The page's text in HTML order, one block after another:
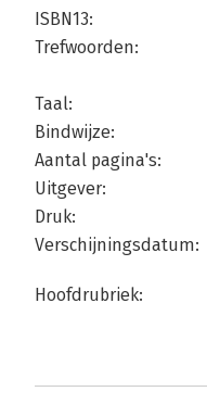
ISBN13:
Trefwoorden:
Taal:
Bindwijze:
Aantal pagina's:
Uitgever:
Druk:
Verschijningsdatum:
Hoofdrubriek: